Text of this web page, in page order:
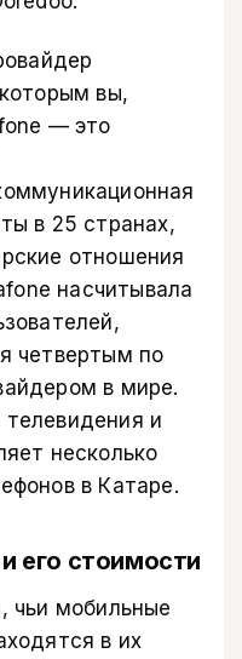
вы,
— это
в 25 странах,
отношения
насчитывала
четвертым по
в мире.
и
несколько
в Катаре.
его стоимости
чьи мобильные
в их